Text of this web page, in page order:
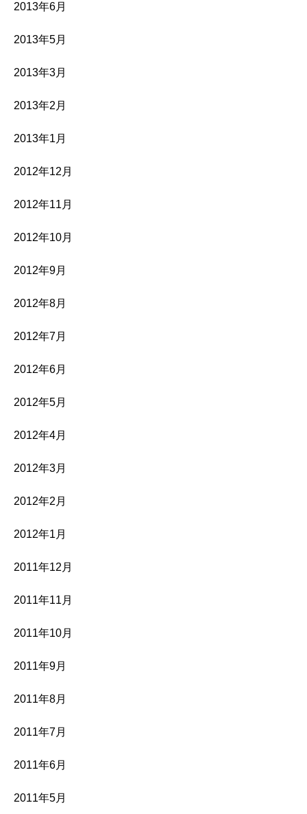
2013年6月
2013年5月
2013年3月
2013年2月
2013年1月
2012年12月
2012年11月
2012年10月
2012年9月
2012年8月
2012年7月
2012年6月
2012年5月
2012年4月
2012年3月
2012年2月
2012年1月
2011年12月
2011年11月
2011年10月
2011年9月
2011年8月
2011年7月
2011年6月
2011年5月